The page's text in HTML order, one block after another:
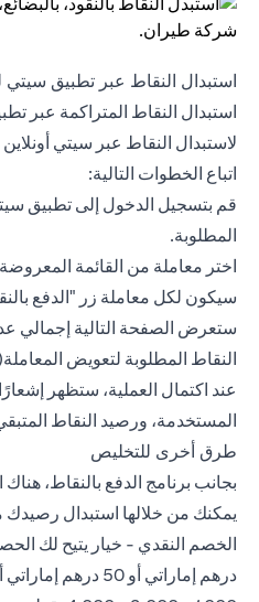
استبدال النقاط عبر تطبيق سيتي
استبدال النقاط المتراكمة عبر
لاستبدال النقاط عبر سيتي
اتباع الخطوات التالية:
قم بتسجيل الدخول إلى تطبيق
المطلوبة.
اختر معاملة من القائمة
سيكون لكل معاملة زر "الدفع
ستعرض الصفحة التالية إجمالي
النقاط المطلوبة لتعويض
عند اكتمال العملية، ستظهر
المستخدمة، ورصيد النقاط
طرق أخرى للتخليص
بجانب برنامج الدفع بالنقاط،
يمكنك من خلالها استبدال